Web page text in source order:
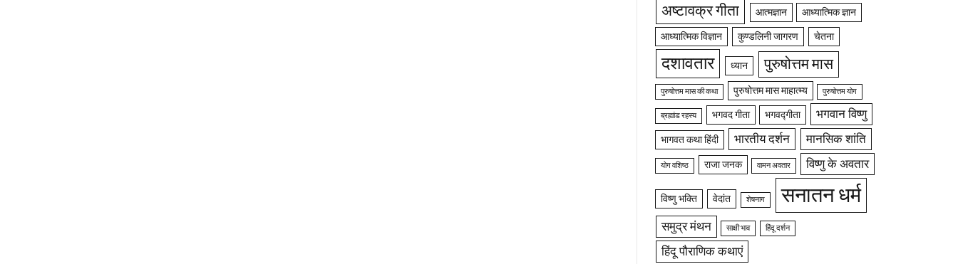
अष्टावक्र गीता आत्मज्ञान आध्यात्मिक ज्ञान
आध्यात्मिक विज्ञान कुण्डलिनी जागरण चेतना
दशावतार ध्यान पुरुषोत्तम मास
पुरुषोत्तम मास की कथा पुरुषोत्तम मास माहात्म्य पुरुषोत्तम योग
ब्रह्मांड रहस्य भगवद गीता भगवद्गीता भगवान विष्णु
भागवत कथा हिंदी भारतीय दर्शन मानसिक शांति
योग वशिष्ठ राजा जनक वामन अवतार विष्णु के अवतार
विष्णु भक्ति वेदांत शेषनाग सनातन धर्म
समुद्र मंथन साक्षी भाव हिंदू दर्शन
हिंदू पौराणिक कथाएं